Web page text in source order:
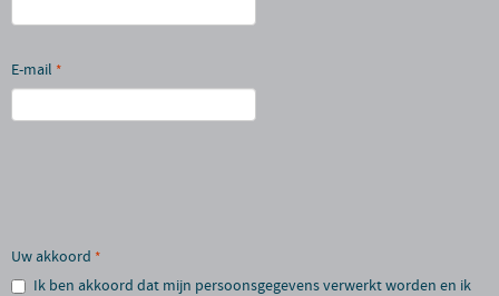
E-mail *
Uw akkoord *
Ik ben akkoord dat mijn persoonsgegevens verwerkt worden en ik